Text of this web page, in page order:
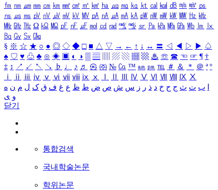
㎙ ㎚ ㎛ ㎜ ㎝ ㎞ ㎟ ㎠ ㎡ ㎢ ㏊ ㎍ ㎎ ㎏ ㏏ ㎈ ㎉ ㏈ ㎧ ㎨ ㎰
㎱ ㎲ ㎳ ㎴ ㎵ ㎶ ㎷ ㎸ ㎹ ㎀ ㎁ ㎂ ㎃ ㎄ ㎺ ㎻ ㎽ ㎾ ㎿ ㎐ ㎑
㎒ ㎓ ㎔ Ω ㏀ ㏁ ㎊ ㎋ ㎌ ㏖ ㏅ ㎭ ㎮ ㎯ ㏛ ㎩ ㎪ ㎫ ㎬ ㏝ ㏐
㏓
㏃ ㏉ ㏜ ㏆
§ ※ ☆ ★ ○ ● ◎ ◇ ◆ □ ■ △ ▽ → ← ↑ ↓ ↔ 〓 ◁ ◀ ▷ ▶ ♤
♠ ♡ ♥ ♧ ♣ ⊙ ◈ ▣ ◐ ◑ ▒ ▤ ▨ ▧ ▦ ▩ ♨ ☏ ☎ ☜ ☞ ¶ †
‡ ↕ ↗ ↙ ↖ ↘ ♭ ♩ ♪ ♬ ㉿ ㈜ № ㏇ ™ ㏂ ㏘ ℡ ＃ ＆ ＊ ＠ ª º
ⅰ
ⅱ ⅲ ⅳ ⅴ ⅵ ⅶ ⅷ ⅸ ⅹ Ⅳ Ⅴ Ⅵ Ⅶ Ⅷ Ⅸ Ⅹ
ب ت ث ج ح خ د ذ ر ز س ش ص ض ط ظ ع غ ف ق ک ل م ن ه
و ی
닫기
통합검색
국내학술논문
학위논문